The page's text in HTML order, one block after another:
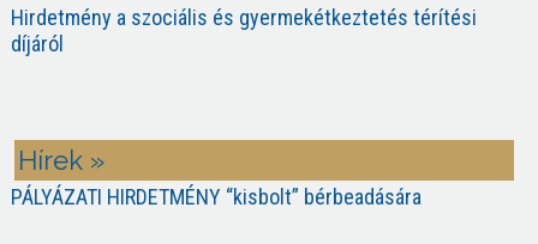
Hirdetmény a szociális és gyermekétkeztetés térítési
díjáról
Hírek »
PÁLYÁZATI HIRDETMÉNY “kisbolt” bérbeadására